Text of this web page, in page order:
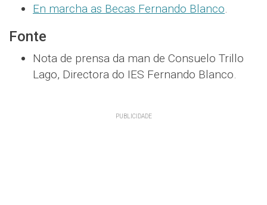
En marcha as Becas Fernando Blanco.
Fonte
Nota de prensa da man de Consuelo Trillo
Lago, Directora do IES Fernando Blanco.